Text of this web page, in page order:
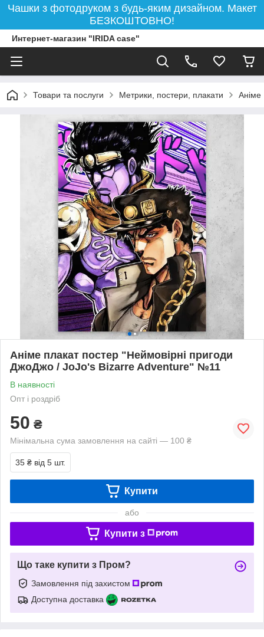
Чашки з фотодруком з будь-яким дизайном. Макет
БЕЗКОШТОВНО!
Интернет-магазин "IRIDA case"
Товари та послуги Метрики, постери, плакати Аніме
Аніме плакат постер "Неймовірні пригоди
ДжоДжо / JoJo's Bizarre Adventure" №11
В наявності
Опт і роздріб
50 ₴
Мінімальна сума замовлення на сайті — 100 ₴
35 ₴ від 5 шт.
Купити
або
Купити з
Що таке купити з Пром?
Замовлення під захистом
Доступна доставка